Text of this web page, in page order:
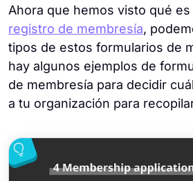
Ahora que hemos visto qué es
registro de membresía,
tipos de estos formularios de
hay algunos ejemplos de
de membresía para decidir
a tu organización para